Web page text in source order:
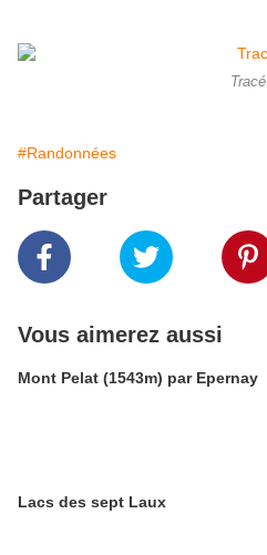
Tracé
#Randonnées
Partager
Vous aimerez aussi
Mont Pelat (1543m) par Epernay
Lacs des sept Laux